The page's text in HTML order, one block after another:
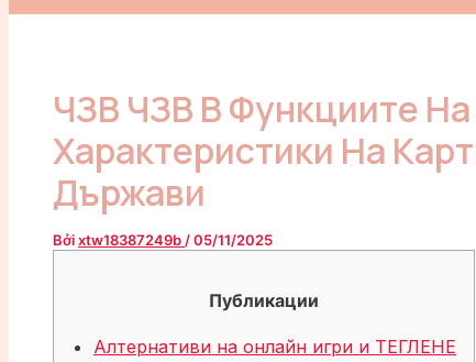
ЧЗВ ЧЗВ В Функциите
Характеристики На
Държави
Bởixtw18387249b /05/11/2025
Публикации
Алтернативи на онлайн игри и ТЕГЛЕНЕ